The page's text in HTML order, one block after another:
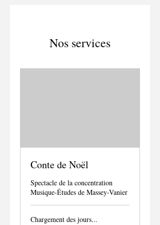
Nos services
Conte de Noël
Spectacle de la concentration
Musique-Études de Massey-Vanier
Chargement des jours...